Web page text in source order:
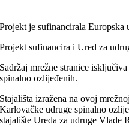
Projekt je sufinancirala
Projekt sufinancira i Ured za
Sadržaj mrežne stranice
spinalno ozlijeđenih.
Stajališta izražena na ovoj
Karlovačke udruge spinalno
stajalište Ureda za udruge Vlade